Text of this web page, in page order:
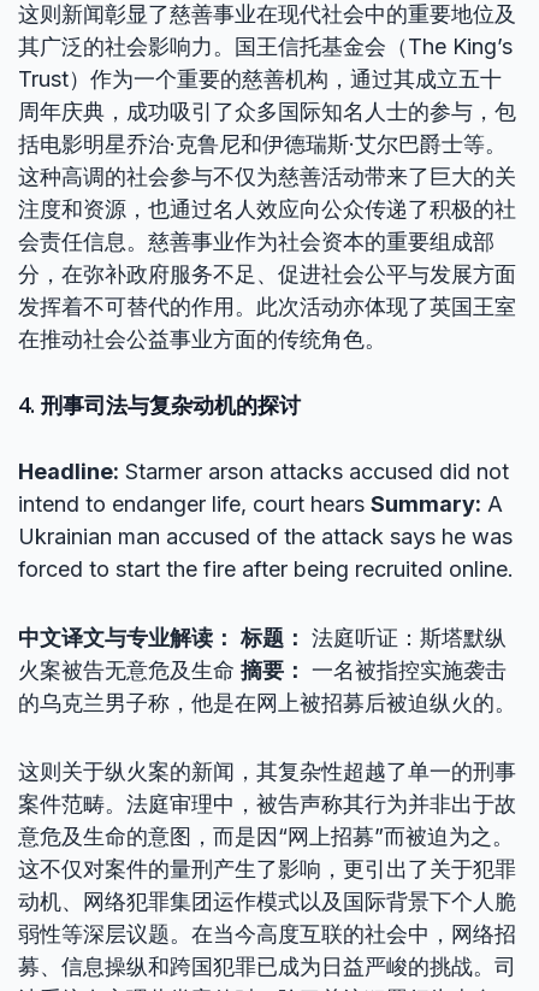
这则新闻彰显了慈善事业在现代社会中的重要地位及
其广泛的社会影响力。国王信托基金会（The King’s
Trust）作为一个重要的慈善机构，通过其成立五十
周年庆典，成功吸引了众多国际知名人士的参与，包
括电影明星乔治·克鲁尼和伊德瑞斯·艾尔巴爵士等。
这种高调的社会参与不仅为慈善活动带来了巨大的关
注度和资源，也通过名人效应向公众传递了积极的社
会责任信息。慈善事业作为社会资本的重要组成部
分，在弥补政府服务不足、促进社会公平与发展方面
发挥着不可替代的作用。此次活动亦体现了英国王室
在推动社会公益事业方面的传统角色。
4. 刑事司法与复杂动机的探讨
Headline: Starmer arson attacks accused did not
intend to endanger life, court hears Summary: A
Ukrainian man accused of the attack says he was
forced to start the fire after being recruited online.
中文译文与专业解读： 标题： 法庭听证：斯塔默纵
火案被告无意危及生命 摘要： 一名被指控实施袭击
的乌克兰男子称，他是在网上被招募后被迫纵火的。
这则关于纵火案的新闻，其复杂性超越了单一的刑事
案件范畴。法庭审理中，被告声称其行为并非出于故
意危及生命的意图，而是因“网上招募”而被迫为之。
这不仅对案件的量刑产生了影响，更引出了关于犯罪
动机、网络犯罪集团运作模式以及国际背景下个人脆
弱性等深层议题。在当今高度互联的社会中，网络招
募、信息操纵和跨国犯罪已成为日益严峻的挑战。司